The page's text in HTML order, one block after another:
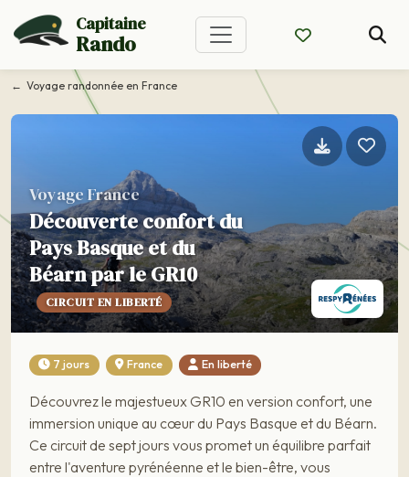
Capitaine
Rando
Voyage randonnée en France
Voyage France
Découverte confort du
Pays Basque et du
Béarn par le GR10
CIRCUIT EN LIBERTÉ
7 jours France En liberté
Découvrez le majestueux GR10 en version confort, une
immersion unique au cœur du Pays Basque et du Béarn.
Ce circuit de sept jours vous promet un équilibre parfait
entre l'aventure pyrénéenne et le bien-être, vous